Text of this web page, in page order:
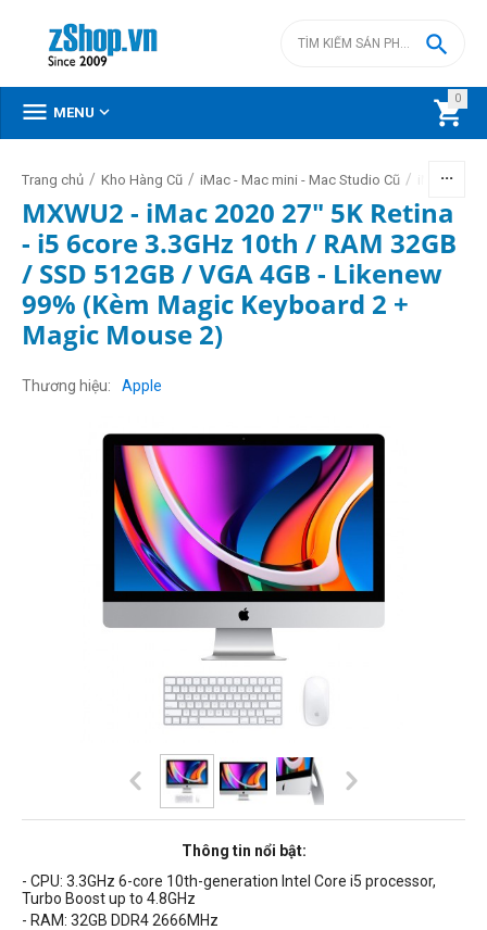
0


 MENU 
Trang chủ / Kho Hàng Cũ / iMac - Mac mini - Mac Studio Cũ / iMac Intel
MXWU2 - iMac 2020 27" 5K Retina
- i5 6core 3.3GHz 10th / RAM 32GB
/ SSD 512GB / VGA 4GB - Likenew
99% (Kèm Magic Keyboard 2 +
Magic Mouse 2)
Thương hiệu Apple
Thông tin nổi bật:
- CPU: 3.3GHz 6-core 10th-generation Intel Core i5 processor,
Turbo Boost up to 4.8GHz
- RAM: 32GB DDR4 2666MHz